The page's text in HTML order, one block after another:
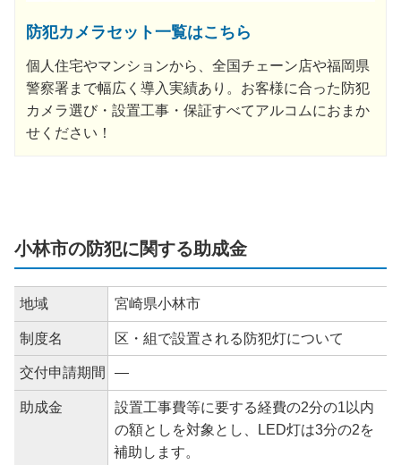
防犯カメラセット一覧はこちら
個人住宅やマンションから、全国チェーン店や福岡県
警察署まで幅広く導入実績あり。お客様に合った防犯
カメラ選び・設置工事・保証すべてアルコムにおまか
せください！
小林市の防犯に関する助成金
地域 宮崎県小林市
制度名 区・組で設置される防犯灯について
交付申請期間 ―
助成金
設置工事費等に要する経費の2分の1以内
の額としを対象とし、LED灯は3分の2を
補助します。